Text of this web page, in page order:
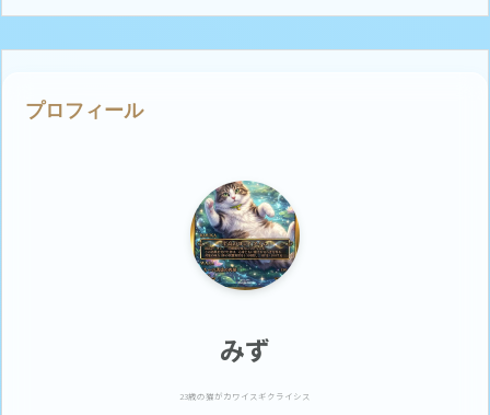
プロフィール
みず
23歳の猫がカワイスギクライシス